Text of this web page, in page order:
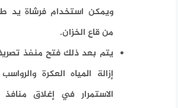
ويمكن استخدام فرشاة يد
من قاع الخزان.
يتم بعد ذلك فتح منفذ
إزالة المياه العكرة
الاستمرار في إغلاق